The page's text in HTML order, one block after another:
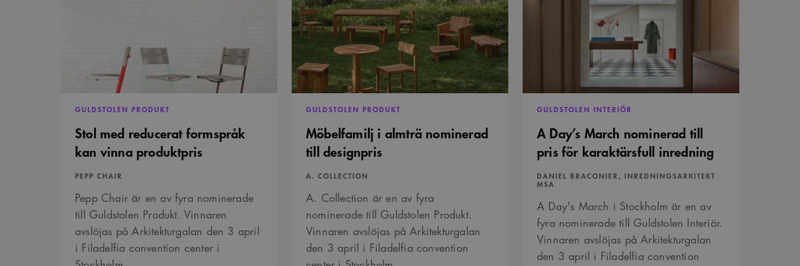
GULDSTOLEN PRODUKT
Stol med reducerat formspråk
kan vinna produktpris
PEPP CHAIR
Pepp Chair är en av fyra nominerade
till Guldstolen Produkt. Vinnaren
avslöjas på Arkitekturgalan den 3 april
i Filadelfia convention center i
nominerad
till
designpris
GULDSTOLEN PRODUKT
Möbelfamilj i almträ nominerad
till designpris
A. COLLECTION
A. Collection är en av fyra
nominerade till Guldstolen Produkt.
Vinnaren avslöjas på Arkitekturgalan
den 3 april i Filadelfia convention
GULDSTOLEN INTERIÖR
A Day’s March nominerad till
pris för karaktärsfull inredning
DANIEL BRACONIER, INREDNINGSARKITEKT
MSA
A Day's March i Stockholm är en av
fyra nominerade till Guldstolen Interiör.
Vinnaren avslöjas på Arkitekturgalan
den 3 april i Filadelfia convention
.youtube.com
månader
4 veckor
Youtube-videor inbäddade i webbplatser; den kan också avgöra om
webbplatsbesökaren använder den nya eller gamla versionen av Youtube-
gränssnittet.
Content
minuter
59
sekunder
Det här är en sessionskaka. Detta är en mönstertypskaka där ett slumpmässigt 13-
siffrigt nummer läggs till prefixet _cs_.